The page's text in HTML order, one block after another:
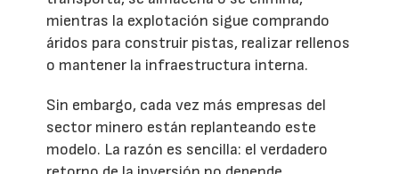
mientras la explotación sigue comprando
áridos para construir pistas, realizar rellenos
o mantener la infraestructura interna.
Sin embargo, cada vez más empresas del
sector minero están replanteando este
modelo. La razón es sencilla: el verdadero